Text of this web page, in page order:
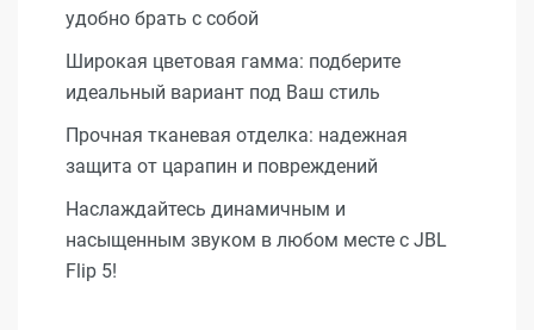
удобно брать с собой
Широкая цветовая гамма: подберите
идеальный вариант под Ваш стиль
Прочная тканевая отделка: надежная
защита от царапин и повреждений
Наслаждайтесь динамичным и
насыщенным звуком в любом месте с JBL
Flip 5!